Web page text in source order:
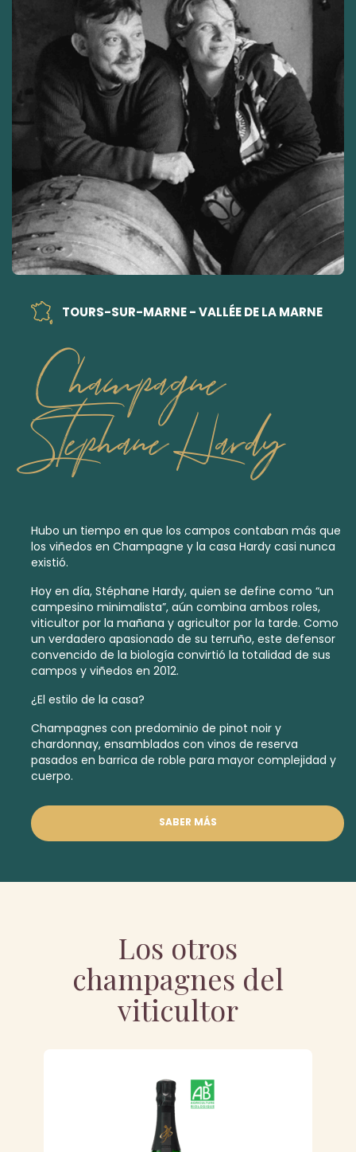
TOURS-SUR-MARNE - VALLÉE DE LA MARNE
Champagne
Stephane Hardy
Hubo un tiempo en que los campos contaban más que
los viñedos en Champagne y la casa Hardy casi nunca
existió.
Hoy en día, Stéphane Hardy, quien se define como “un
campesino minimalista”, aún combina ambos roles,
viticultor por la mañana y agricultor por la tarde. Como
un verdadero apasionado de su terruño, este defensor
convencido de la biología convirtió la totalidad de sus
campos y viñedos en 2012.
¿El estilo de la casa?
Champagnes con predominio de pinot noir y
chardonnay, ensamblados con vinos de reserva
pasados en barrica de roble para mayor complejidad y
cuerpo.
SABER MÁS
Los otros
champagnes del
viticultor